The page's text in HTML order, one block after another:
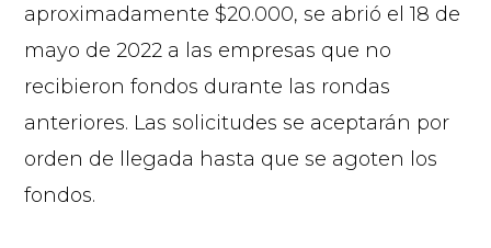
aproximadamente $20.000, se abrió el 18 de
mayo de 2022 a las empresas que no
recibieron fondos durante las rondas
anteriores. Las solicitudes se aceptarán por
orden de llegada hasta que se agoten los
fondos.